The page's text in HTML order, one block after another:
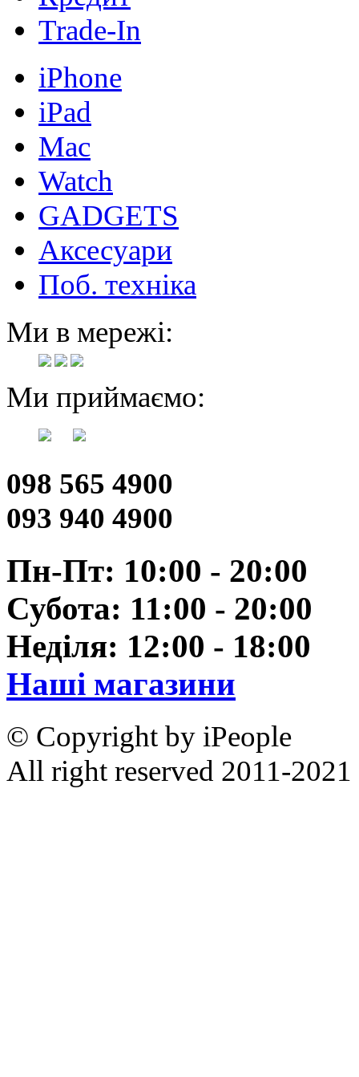
Trade-In
iPhone
iPad
Mac
Watch
GADGETS
Аксесуари
Поб. техніка
Ми в мережі:
Ми приймаємо:
098 565 4900
093 940 4900
Пн-Пт: 10:00 - 20:00
Субота: 11:00 - 20:00
Неділя: 12:00 - 18:00
Наші магазини
© Copyright by iPeople
All right reserved 2011-2021